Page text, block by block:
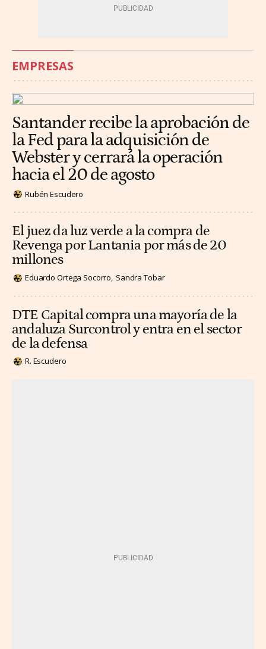
EMPRESAS
Santander recibe la aprobación de
la Fed para la adquisición de
Webster y cerrará la operación
hacia el 20 de agosto
Rubén Escudero
El juez da luz verde a la compra de
Revenga por Lantania por más de 20
millones
Eduardo Ortega Socorro Sandra Tobar
DTE Capital compra una mayoría de la
andaluza Surcontrol y entra en el sector
de la defensa
R. Escudero